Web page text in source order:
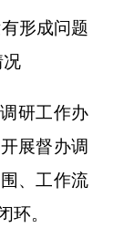
形成问题
况
研工作办
展督办调
、工作流
环。